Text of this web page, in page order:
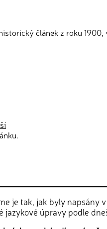
článek z roku 1900,
je tak, jak byly napsány
úpravy podle